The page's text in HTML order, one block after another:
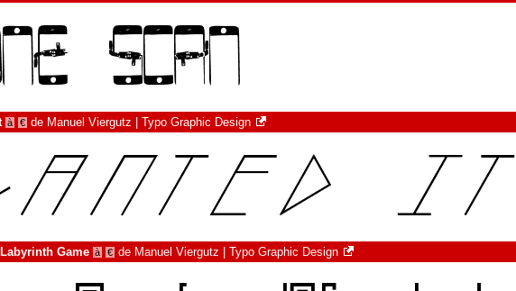
à € de Manuel Viergutz | Typo Graphic Design
Game à € de Manuel Viergutz | Typo Graphic Design